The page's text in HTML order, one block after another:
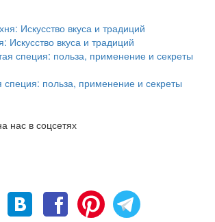
Искусство вкуса и традиций
специя: польза, применение и секреты
нас в соцсетях